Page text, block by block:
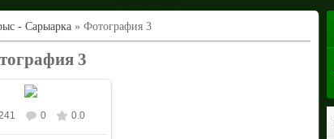
- Сарыарка » Фотография 3
3
реальном размере
0 0.0